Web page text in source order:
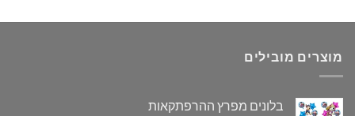
מוצרים מובילים
בלונים מפרץ ההרפתקאות